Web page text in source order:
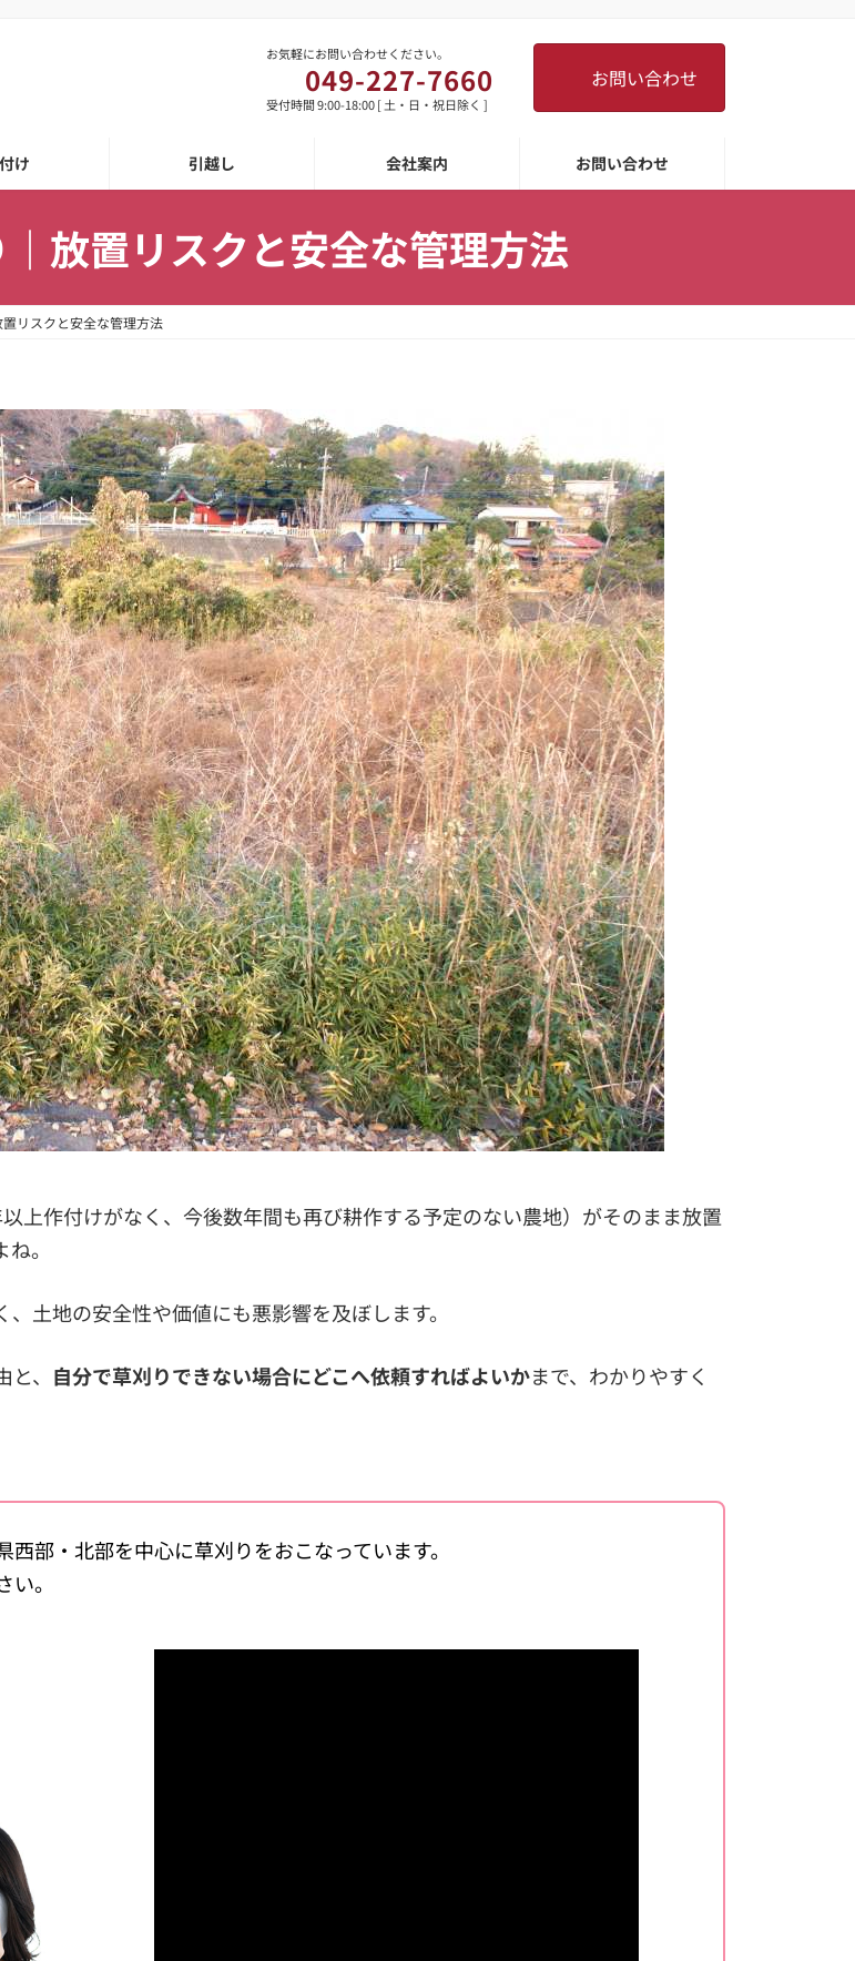
お気軽にお問い合わせください。
049-227-7660
受付時間 9:00-18:00 [ 土・日・祝日除く ]
お問い合わせ
け 引越し 会社案内 お問い合わせ
放置リスクと安全な管理方法
リスクと安全な管理方法
上作付けがなく、今後数年間も再び耕作する予定のない農地）がそのまま放置
。
土地の安全性や価値にも悪影響を及ぼします。
、 自分で草刈りできない場合にどこへ依頼すればよいかまで、わかりやすく
部・北部を中心に草刈りをおこなっています。
。